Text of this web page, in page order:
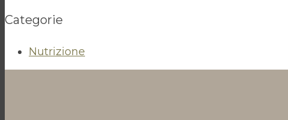
Categorie
Nutrizione